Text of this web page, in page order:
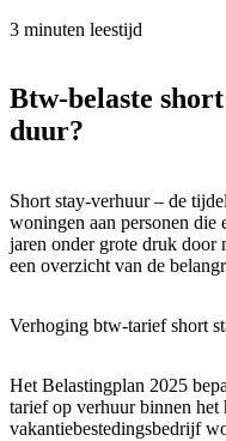
3 minuten leestijd
Btw-belaste
duur?
Short stay-verhuur – de
woningen aan personen die
jaren onder grote druk door
een overzicht van de
Verhoging btw-tarief short
Het Belastingplan 2025
tarief op verhuur binnen het
vakantiebestedingsbedrijf